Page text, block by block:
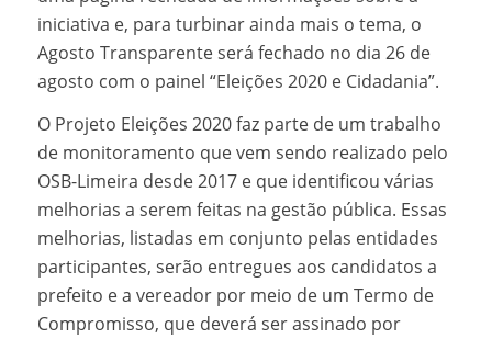
iniciativa e, para turbinar ainda mais o tema, o
Agosto Transparente será fechado no dia 26 de
agosto com o painel “Eleições 2020 e Cidadania”.
O Projeto Eleições 2020 faz parte de um trabalho
de monitoramento que vem sendo realizado pelo
OSB-Limeira desde 2017 e que identificou várias
melhorias a serem feitas na gestão pública. Essas
melhorias, listadas em conjunto pelas entidades
participantes, serão entregues aos candidatos a
prefeito e a vereador por meio de um Termo de
Compromisso, que deverá ser assinado por